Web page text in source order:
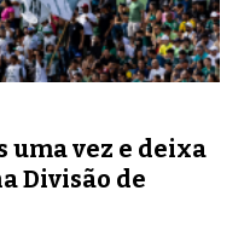
uma vez e deixa
Divisão de